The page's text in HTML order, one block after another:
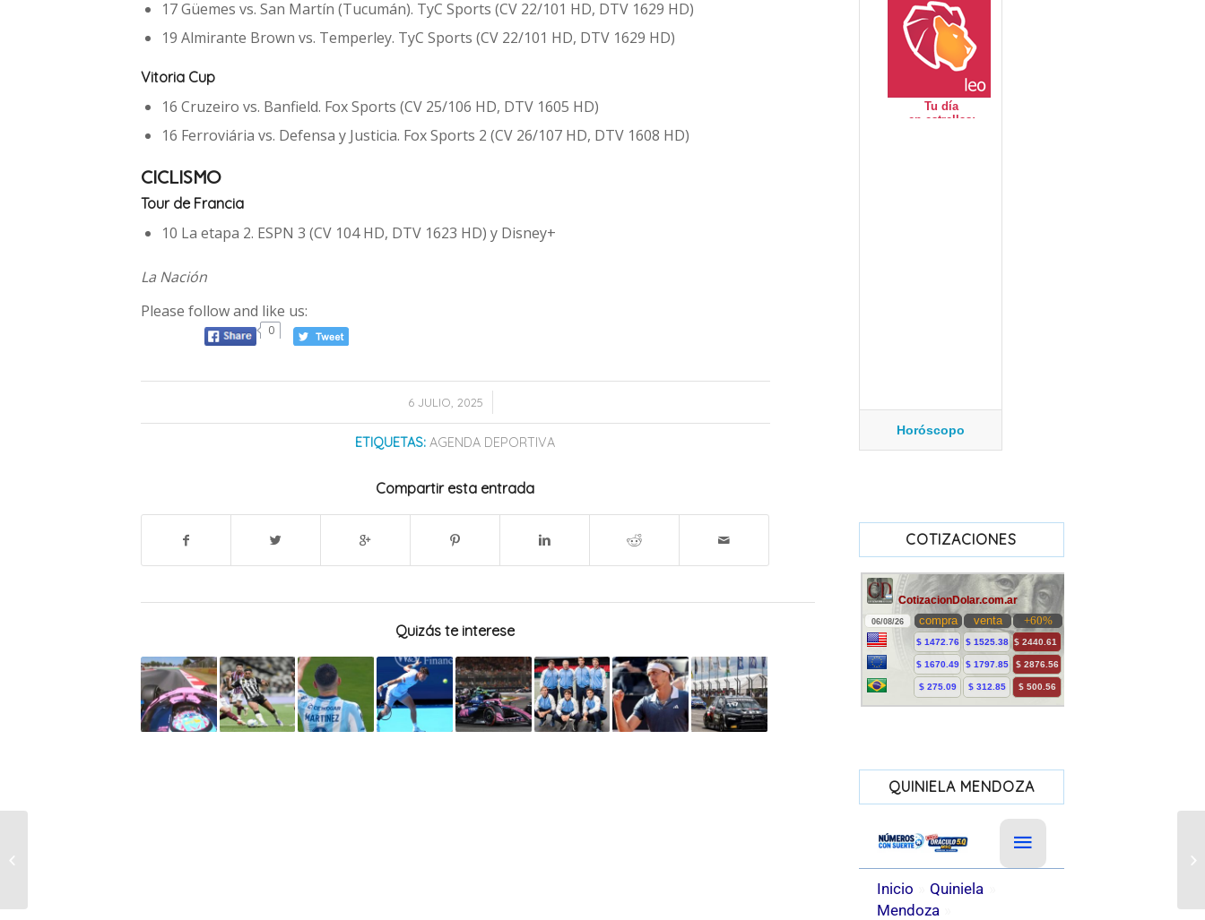
17 Güemes vs. San Martín (Tucumán). TyC Sports (CV 22/101 HD, DTV 1629 HD)
19 Almirante Brown vs. Temperley. TyC Sports (CV 22/101 HD, DTV 1629 HD)
Vitoria Cup
16 Cruzeiro vs. Banfield. Fox Sports (CV 25/106 HD, DTV 1605 HD)
16 Ferroviária vs. Defensa y Justicia. Fox Sports 2 (CV 26/107 HD, DTV 1608 HD)
CICLISMO
Tour de Francia
10 La etapa 2. ESPN 3 (CV 104 HD, DTV 1623 HD) y Disney+
La Nación
Please follow and like us:
0
6 JULIO, 2025
ETIQUETAS: AGENDA DEPORTIVA
Compartir esta entrada
Quizás te interese
Horóscopo
COTIZACIONES
QUINIELA MENDOZA